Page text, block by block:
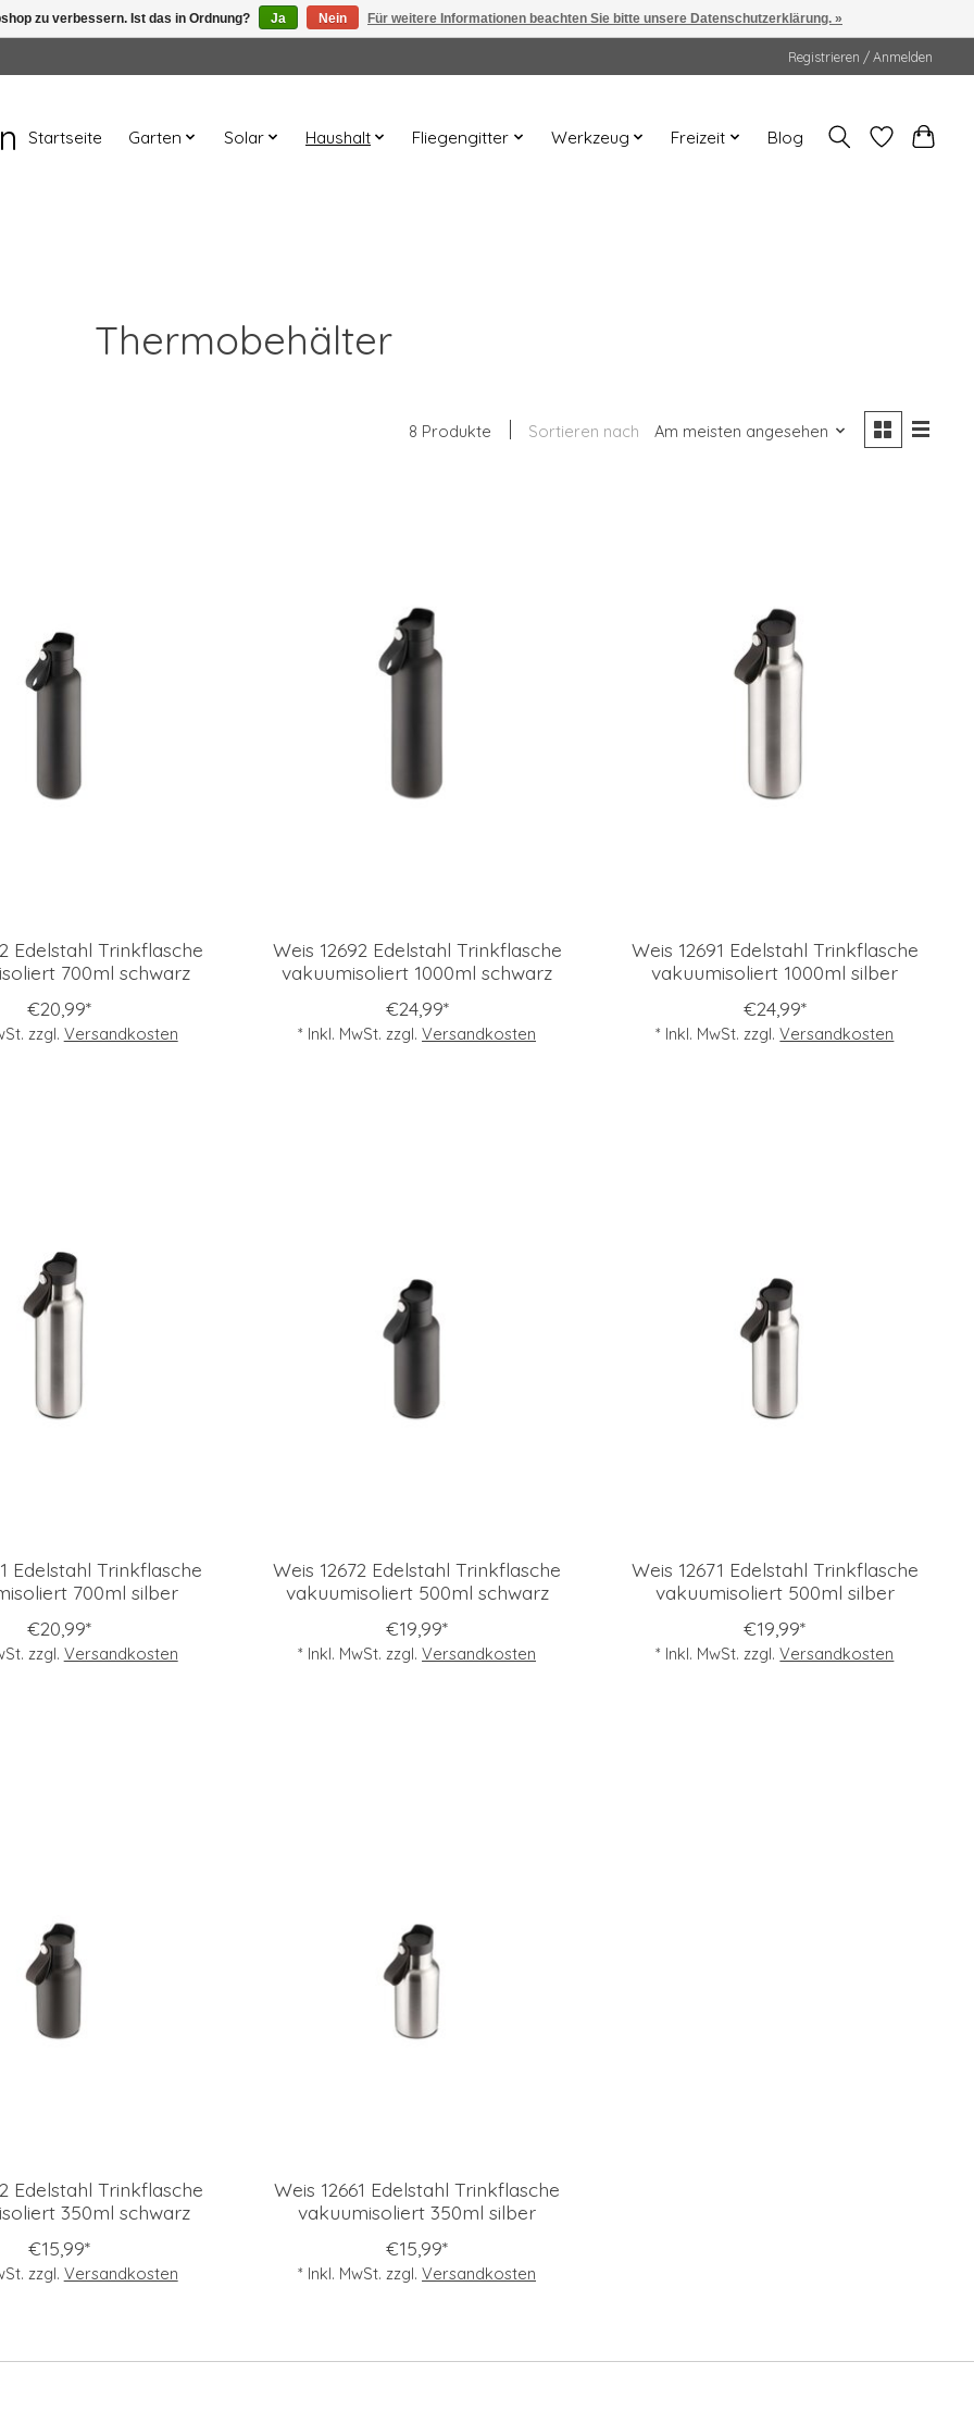
Registrieren / Anmelden
Startseite Garten Solar Haushalt Fliegengitter Werkzeug Freizeit Blog
Thermobehälter
8 Produkte Sortieren nach Am meisten angesehen
Edelstahl Trinkflasche
700ml schwarz
€20,99*
zzgl. Versandkosten
Weis 12692 Edelstahl Trinkflasche
vakuumisoliert 1000ml schwarz
€24,99*
* Inkl. MwSt. zzgl.Versandkosten
Weis 12691 Edelstahl Trinkflasche
vakuumisoliert 1000ml silber
€24,99*
* Inkl. MwSt. zzgl.Versandkosten
Edelstahl Trinkflasche
700ml silber
€20,99*
zzgl. Versandkosten
Weis 12672 Edelstahl Trinkflasche
vakuumisoliert 500ml schwarz
€19,99*
* Inkl. MwSt. zzgl.Versandkosten
Weis 12671 Edelstahl Trinkflasche
vakuumisoliert 500ml silber
€19,99*
* Inkl. MwSt. zzgl.Versandkosten
Edelstahl Trinkflasche
350ml schwarz
€15,99*
zzgl. Versandkosten
Weis 12661 Edelstahl Trinkflasche
vakuumisoliert 350ml silber
€15,99*
* Inkl. MwSt. zzgl.Versandkosten
zu verbessern. Ist das in Ordnung? Ja Nein Für weitere Informationen beachten Sie bitte unsere Datenschutzerklärung. »